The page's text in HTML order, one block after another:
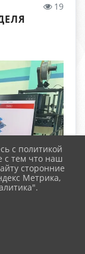
19
с политикой
с тем что наш
сторонние
Метрика,